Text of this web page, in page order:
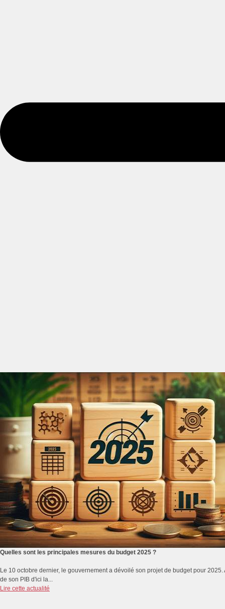
Quelles sont les principales mesures du budget 2025 ?
Le 10 octobre dernier, le gouvernement a dévoilé son projet de budget pour
de son PIB d'ici la...
Lire cette actualité